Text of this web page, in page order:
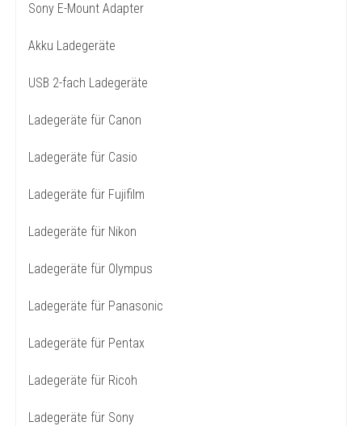
Sony E-Mount Adapter
Akku Ladegeräte
USB 2-fach Ladegeräte
Ladegeräte für Canon
Ladegeräte für Casio
Ladegeräte für Fujifilm
Ladegeräte für Nikon
Ladegeräte für Olympus
Ladegeräte für Panasonic
Ladegeräte für Pentax
Ladegeräte für Ricoh
Ladegeräte für Sony